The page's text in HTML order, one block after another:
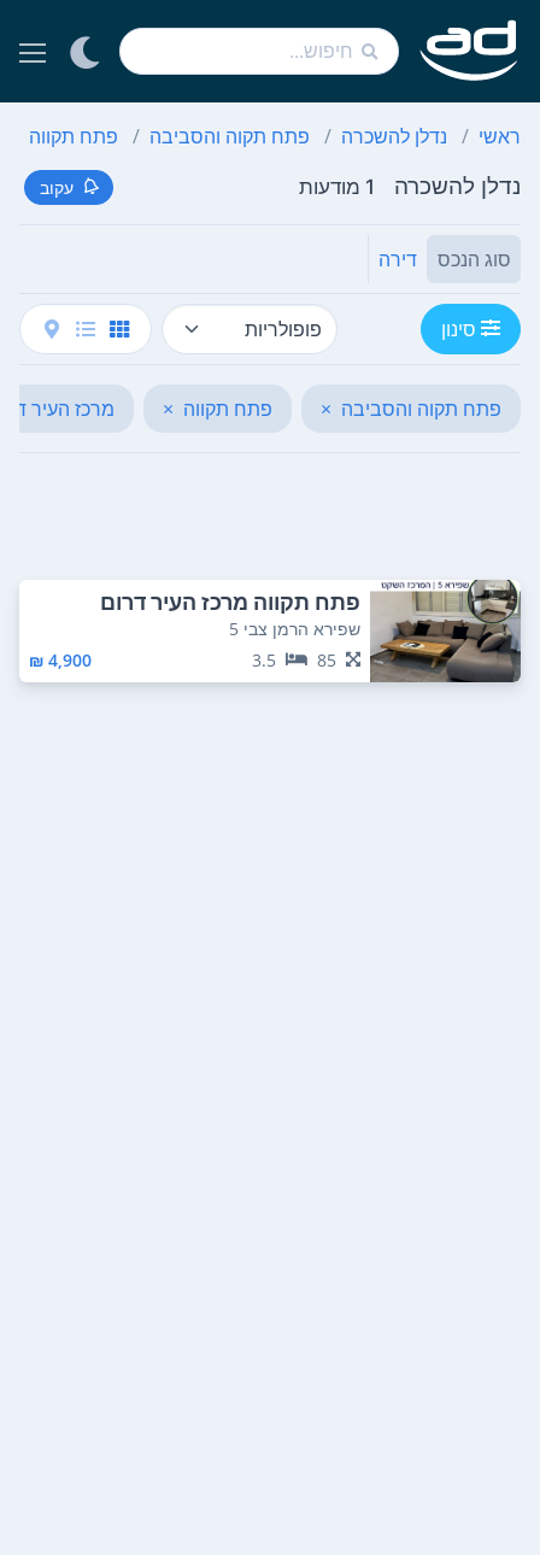
ראשי נדלן להשכרה פתח תקוה והסביבה פתח תקווה
נדלן להשכרה 1 מודעות עקוב
סוג הנכס דירה
סינון
פתח תקוה והסביבה × פתח תקווה × מרכז העיר
פתח תקווה מרכז העיר דרום
שפירא הרמן צבי 5
85
3.5
4,900 ₪